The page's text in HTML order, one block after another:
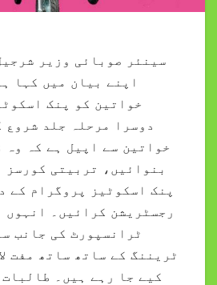
سینئر صوبائی وزیر
اپنے بیان میں کہا
خواتین کو پنک
دوسرا مرحلہ جلد شروع
خواتین سے اپیل ہے کہ وہ
بنوائیں، تربیتی کورسز
پنک اسکوٹیز پروگرام کے
رجسٹریشن کرائیں۔ انہوں
ٹرانسپورٹ کی جانب
ٹریننگ کے ساتھ ساتھ مفت
کیے جا رہے ہیں۔ طالبات